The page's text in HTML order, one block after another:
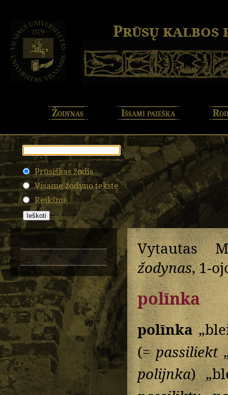
Prūsų kalbos
Žodynas Išsami paieška
Prūsiškas žodis
Visame žodyno tekste
Reikšmė
Vytautas
žodynas, 1-
polīnka
polīnka
(=passiliekt
polijnka)